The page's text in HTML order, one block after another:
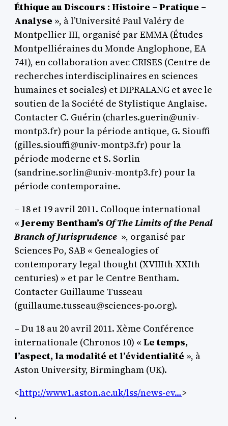
Éthique au Discours : Histoire – Pratique –
Analyse », à l’Université Paul Valéry de
Montpellier III, organisé par EMMA (Études
Montpelliéraines du Monde Anglophone, EA
741), en collaboration avec CRISES (Centre de
recherches interdisciplinaires en sciences
humaines et sociales) et DIPRALANG et avec le
soutien de la Société de Stylistique Anglaise.
Contacter C. Guérin (charles.guerin@univ-
montp3.fr) pour la période antique, G. Siouffi
(gilles.siouffi@univ-montp3.fr) pour la
période moderne et S. Sorlin
(sandrine.sorlin@univ-montp3.fr) pour la
période contemporaine.
– 18 et 19 avril 2011. Colloque international
«Jeremy Bentham’s Of The Limits of the Penal
Branch of Jurisprudence », organisé par
Sciences Po, SAB « Genealogies of
contemporary legal thought (XVIIIth-XXIth
centuries) » et par le Centre Bentham.
Contacter Guillaume Tusseau
(guillaume.tusseau@sciences-po.org).
– Du 18 au 20 avril 2011. Xème Conférence
internationale (Chronos 10) « Le temps,
l’aspect, la modalité et l’évidentialité », à
Aston University, Birmingham (UK).
<http://www1.aston.ac.uk/lss/news-ev…>
.